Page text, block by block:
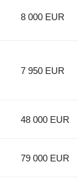
8 000 EUR
7 950 EUR
48 000 EUR
79 000 EUR